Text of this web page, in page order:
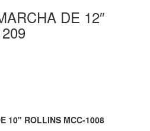
DE 12″
10" ROLLINS MCC-1008